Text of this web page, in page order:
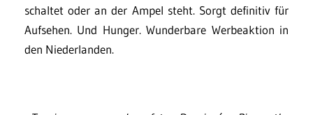
schaltet oder an der Ampel steht. Sorgt definitiv für
Aufsehen. Und Hunger. Wunderbare Werbeaktion in
den Niederlanden.